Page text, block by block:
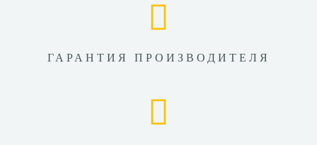
ГАРАНТИЯ ПРОИЗВОДИТЕЛЯ